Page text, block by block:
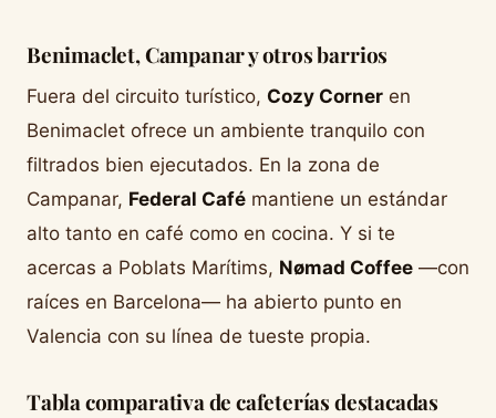
Benimaclet, Campanar y otros barrios
Fuera del circuito turístico, Cozy Corner en
Benimaclet ofrece un ambiente tranquilo con
filtrados bien ejecutados. En la zona de
Campanar, Federal Café mantiene un estándar
alto tanto en café como en cocina. Y si te
acercas a Poblats Marítims, Nømad Coffee —con
raíces en Barcelona— ha abierto punto en
Valencia con su línea de tueste propia.
Tabla comparativa de cafeterías destacadas